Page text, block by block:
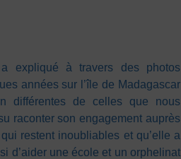
expliqué à travers des photos
années sur l’île de Madagascar
différentes de celles que nous
raconter son engagement auprès
restent inoubliables et qu’elle a
d’aider une école et un orphelinat